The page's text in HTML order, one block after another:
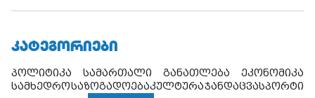
ᲙᲐᲢᲔᲒᲝᲠᲘᲔᲑᲘ
პოლიტიკა სამართალი განათლება
ეკონომიკა
სამხედროსაზოგადოებაკულტურაჯანდაცვასპორტი